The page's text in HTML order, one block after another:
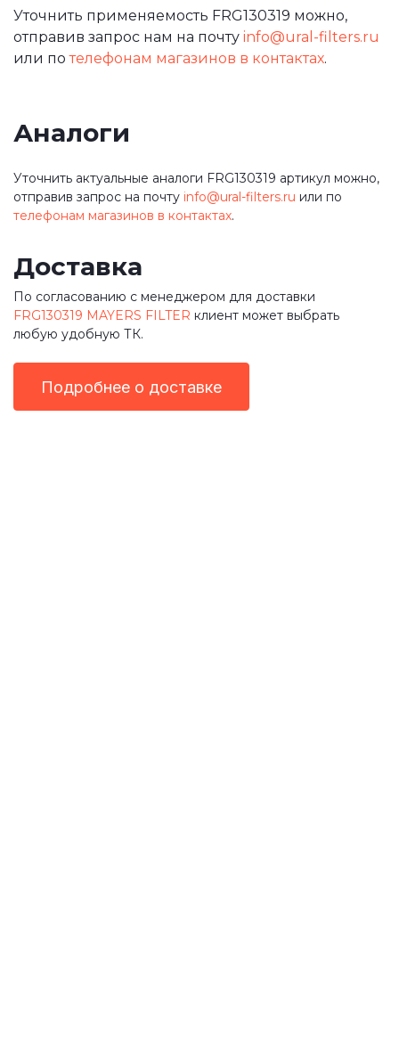
Уточнить применяемость FRG130319 можно,
отправив запрос нам на почту info@ural-filters.ru
или потелефонам магазинов в контактах.
Аналоги
Уточнить актуальные аналоги FRG130319 артикул можно,
отправив запрос на почту info@ural-filters.ru или по
телефонам магазинов в контактах.
Доставка
По согласованию с менеджером для доставки
FRG130319 MAYERS FILTER клиент может выбрать
любую удобную ТК.
Подробнее о доставке